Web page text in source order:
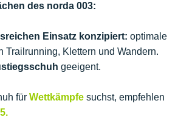
des norda 003:
Einsatz konzipiert: optimale
Trailrunning, Klettern und Wandern.
geeigent.
für Wettkämpfe suchst, empfehlen